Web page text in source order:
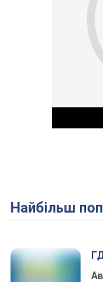
Найбільш